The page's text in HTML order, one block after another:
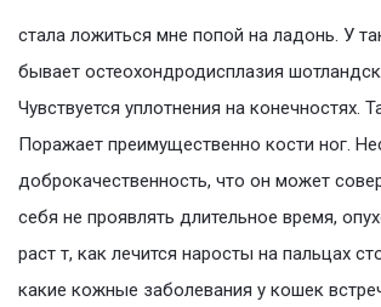
стала ложиться мне попой на ладонь. У
бывает остеохондродисплазия
Чувствуется уплотнения на конечностях.
Поражает преимущественно кости ног.
доброкачественность, что он может
себя не проявлять длительное время,
раст т, как лечится наросты на пальцах
какие кожные заболевания у кошек